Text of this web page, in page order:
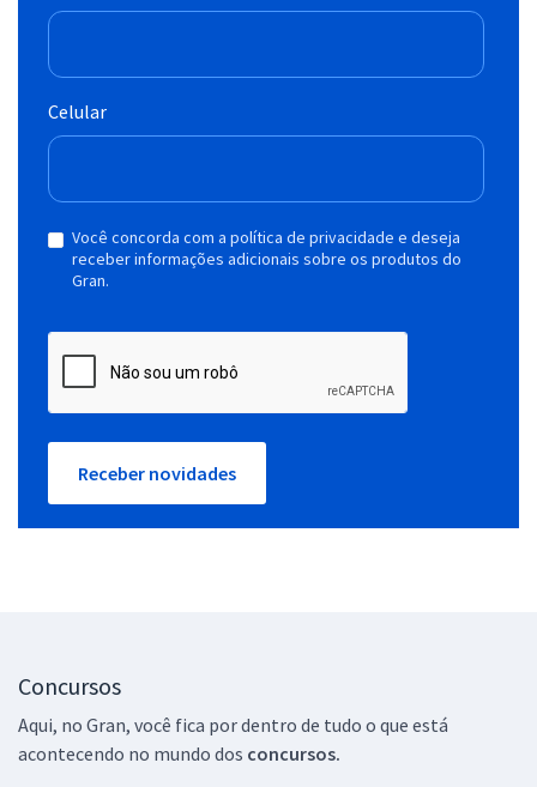
Celular
Você concorda com a política de privacidade e deseja
receber informações adicionais sobre os produtos do
Gran.
Receber novidades
Concursos
Aqui, no Gran, você fica por dentro de tudo o que está
acontecendo no mundo dos concursos.